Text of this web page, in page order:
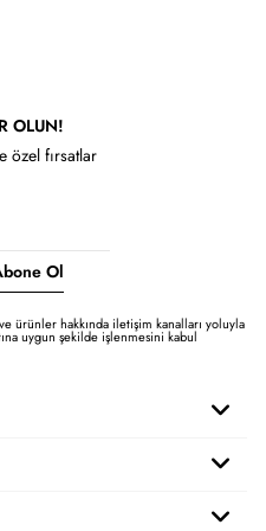
OLUN!
özel fırsatlar
Ol
ürünler hakkında iletişim kanalları yoluyla
uygun şekilde işlenmesini kabul